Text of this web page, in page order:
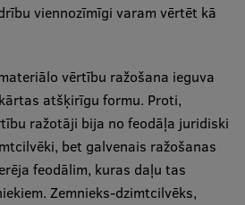
viennozīmīgi varam vērtēt kā
vērtību ražošana ieguva
atšķirīgu formu. Proti,
ražotāji bija no feodāļa juridiski
bet galvenais ražošanas
feodālim, kuras daļu tas
Zemnieks-dzimtcilvēks,